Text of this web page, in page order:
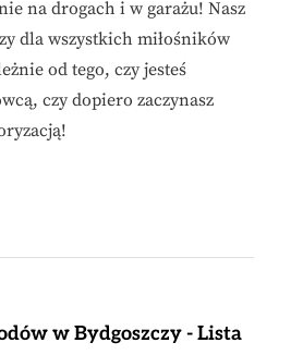
na drogach i w garażu! Nasz
dla wszystkich miłośników
od tego, czy jesteś
czy dopiero zaczynasz
w Bydgoszczy - Lista